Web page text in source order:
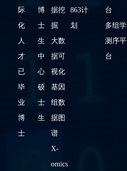
际
化
人
才
已
毕
业
博
士
博
士
生
中
心
硕
士
生
据挖
掘
大数
据可
视化
基因
组数
据图
谱
X-
omics
863计
划
台
多组学
测序平
台